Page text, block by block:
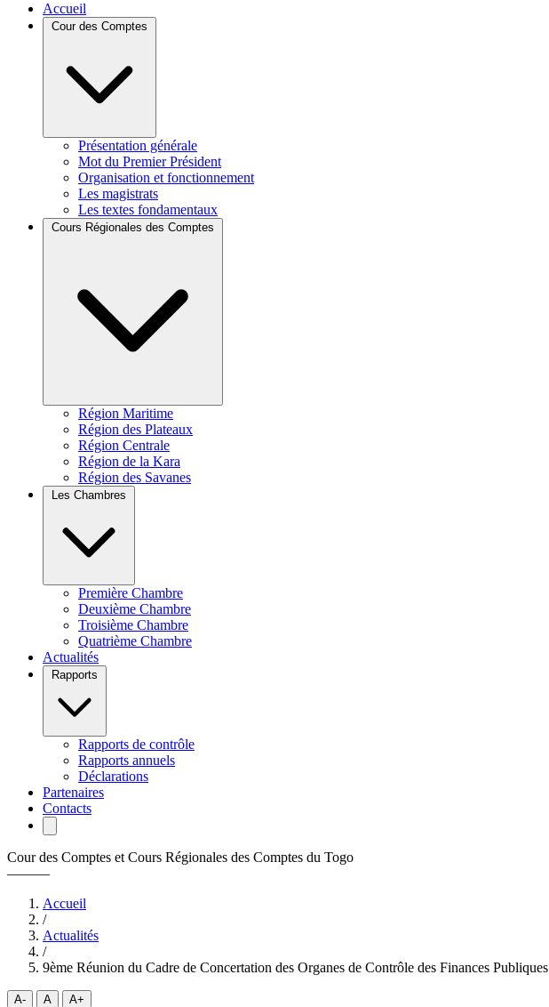
Accueil
Présentation générale
Mot du Premier Président
Organisation et fonctionnement
Les magistrats
Les textes fondamentaux
Région Maritime
Région des Plateaux
Région Centrale
Région de la Kara
Région des Savanes
Première Chambre
Deuxième Chambre
Troisième Chambre
Quatrième Chambre
Actualités
Rapports de contrôle
Rapports annuels
Déclarations
Partenaires
Contacts
Cour des Comptes et Cours Régionales des Comptes du Togo
———
Accueil
/
Actualités
/
9ème Réunion du Cadre de Concertation des Organes de Contrôle des Finances Publiques
A- A A+